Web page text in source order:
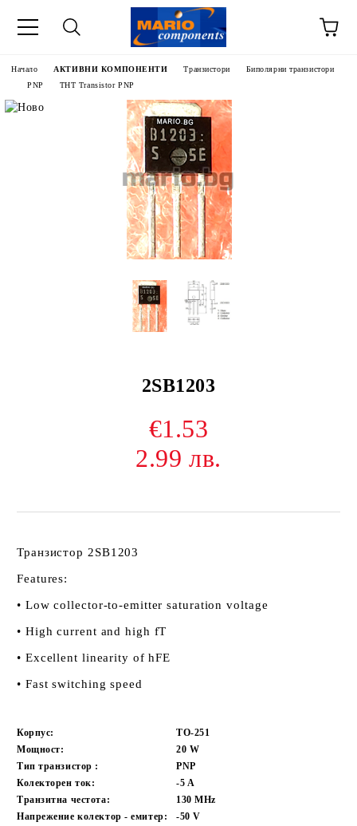
Начало АКТИВНИ КОМПОНЕНТИ Транзистори
Биполярни транзистори
PNP
THT Transistor PNP
2SB1203
€1.53
2.99 лв.
Транзистор 2SB1203
Features:
• Low collector-to-emitter saturation voltage
• High current and high fT
• Excellent linearity of hFE
• Fast switching speed
Корпус:
TO-251
Мощност:
20 W
Тип транзистор :
PNP
Колекторен ток:
-5 A
Транзитна честота:
130MHz
Напрежение колектор - емитер:
-50V